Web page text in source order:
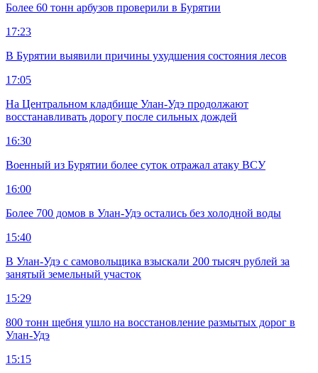
Более 60 тонн арбузов проверили в Бурятии
17:23
В Бурятии выявили причины ухудшения состояния лесов
17:05
На Центральном кладбище Улан-Удэ продолжают
восстанавливать дорогу после сильных дождей
16:30
Военный из Бурятии более суток отражал атаку ВСУ
16:00
Более 700 домов в Улан-Удэ остались без холодной воды
15:40
В Улан-Удэ с самовольщика взыскали 200 тысяч рублей за
занятый земельный участок
15:29
800 тонн щебня ушло на восстановление размытых дорог в
Улан-Удэ
15:15